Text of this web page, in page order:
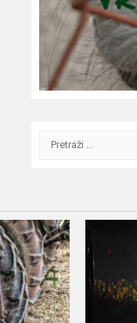
Pretraži: